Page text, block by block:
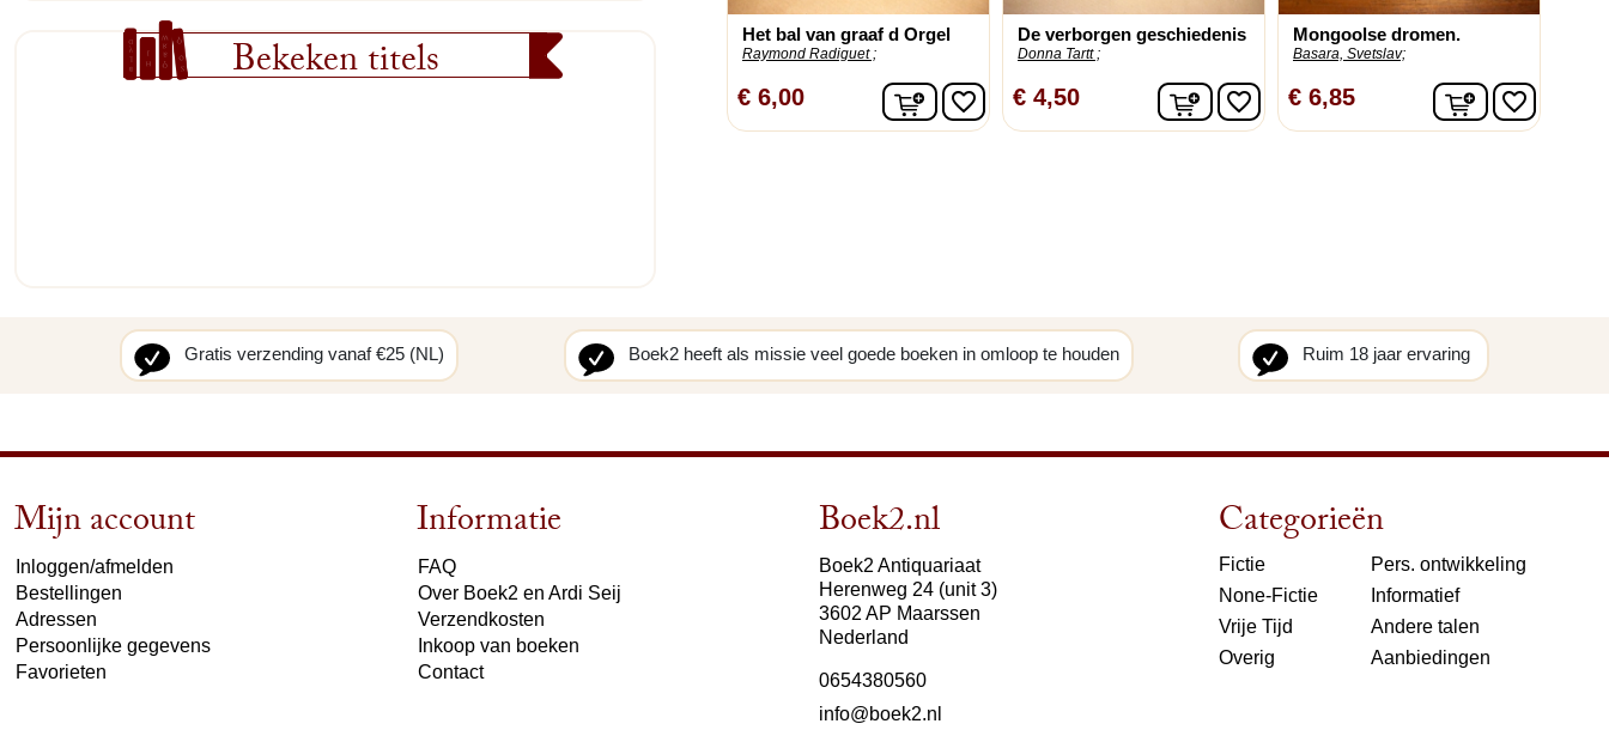
Bekeken titels Het bal van graaf d Orgel
Raymond Radiguet ;
€ 6,00 In winkelwagen
favorite_border
De verborgen geschiedenis
Donna Tartt ;
€ 4,50 In winkelwagen
favorite_border
Mongoolse dromen.
Basara, Svetslav;
€ 6,85 Infavorite_border
Gratis verzending vanaf €25 (NL) Boek2 heeft als missie veel goede boeken in omloop te houden Ruim 18 jaar ervaring
Mijn account
Inloggen/afmelden
Bestellingen
Adressen
Persoonlijke gegevens
Favorieten
Informatie
FAQ
Over Boek2 en Ardi Seij
Verzendkosten
Inkoop van boeken
Contact
Boek2.nl
Boek2 Antiquariaat
Herenweg 24 (unit 3)
3602 AP Maarssen
Nederland
0654380560
info@boek2.nl
Categorieën
Fictie
None-Fictie
Vrije Tijd
Overig
Pers. ontwikkeling
Informatief
Andere talen
Aanbiedingen